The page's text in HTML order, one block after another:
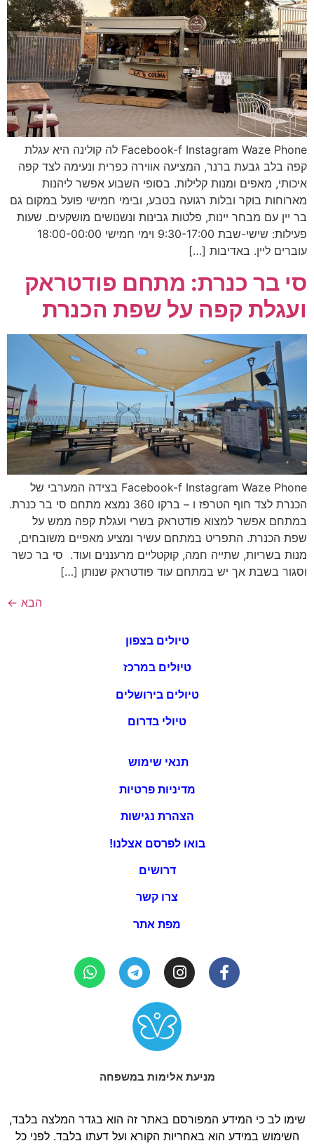
Facebook-f Instagram Waze Phone לה קולינה היא עגלת
קפה בלב גבעת ברנר, המציעה אווירה כפרית ונעימה לצד קפה
איכותי, מאפים ומנות קלילות. בסופי השבוע אפשר ליהנות
מארוחות בוקר ובלות רגועה בטבע, ובימי חמישי פועל במקום גם
בר יין עם מבחר יינות, פלטות גבינות ונשנושים מושקעים. שעות
פעילות: שישי-שבת 9:30-17:00 וימי חמישי 18:00-00:00
עוברים ליין. באדיבות […]
סי בר כנרת: מתחם פודטראק
ועגלת קפה על שפת הכנרת
Facebook-f Instagram Waze Phone בצידה המערבי של
הכנרת לצד חוף הטרפז ו – ברקו 360 נמצא מתחם סי בר כנרת.
במתחם אפשר למצוא פודטראק בשרי ועגלת קפה ממש על
שפת הכנרת. התפריט במתחם עשיר ומציע מאפיים משובחים,
מנות בשריות, שתייה חמה, קוקטליים מרעננים ועוד. סי בר כשר
וסגור בשבת אך יש במתחם עוד פודטראק שנותן […]
הבא ←
טיולים בצפון
טיולים במרכז
טיולים בירושלים
טיולי בדרום
תנאי שימוש
מדיניות פרטיות
הצהרת נגישות
בואו לפרסם אצלנו!
דרושים
צרו קשר
מפת אתר
מניעת אלימות במשפחה
שימו לב כי המידע המפורסם באתר זה הוא בגדר המלצה בלבד,
השימוש במידע הוא באחריות הקורא ועל דעתו בלבד. לפני כל